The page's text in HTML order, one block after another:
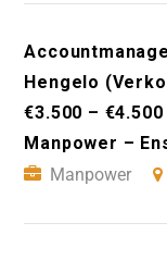
Hengelo
€3.500 –
Manpower –
Manpower